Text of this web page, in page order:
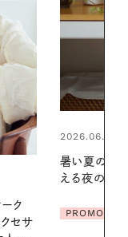
2026.06.01
真夏に向け
やりジェルと
ア